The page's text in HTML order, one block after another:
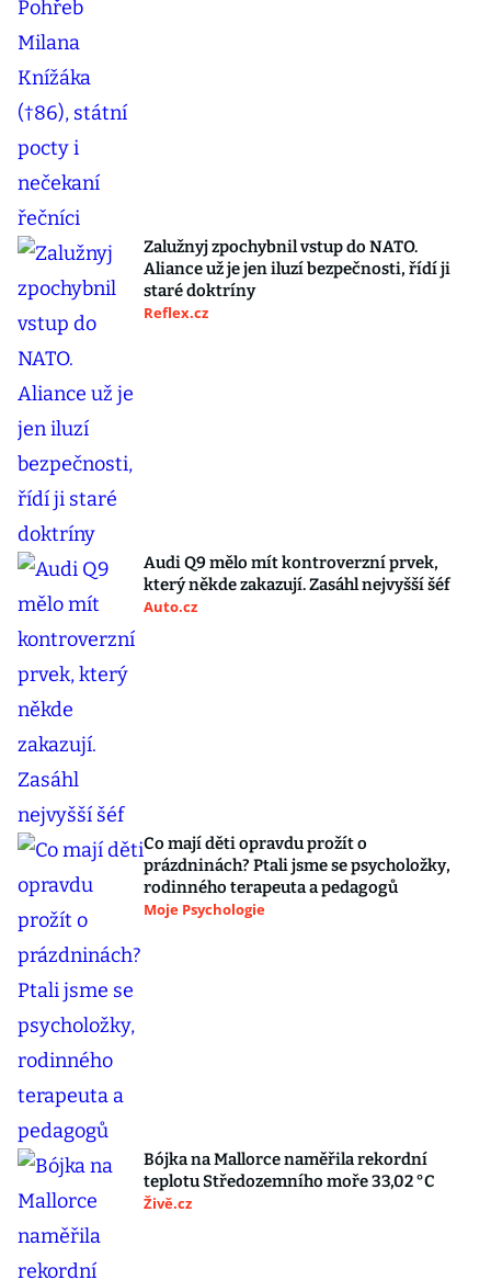
Zalužnyj zpochybnil vstup do NATO.
Aliance už je jen iluzí bezpečnosti, řídí ji
staré doktríny
Reflex.cz
Audi Q9 mělo mít kontroverzní prvek,
který někde zakazují. Zasáhl nejvyšší šéf
Auto.cz
Co mají děti opravdu prožít o
prázdninách? Ptali jsme se psycholožky,
rodinného terapeuta a pedagogů
Moje Psychologie
Bójka na Mallorce naměřila rekordní
teplotu Středozemního moře 33,02 °C
Živě.cz